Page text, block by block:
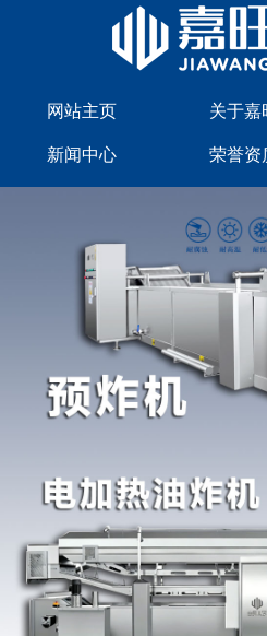
网站主页 关于嘉
新闻中心 荣誉资